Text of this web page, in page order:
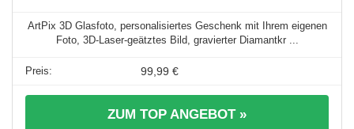
ArtPix 3D Glasfoto, personalisiertes Geschenk mit Ihrem eigenen
Foto, 3D-Laser-geätztes Bild, gravierter Diamantkr ...
99,99 €
ZUM TOP ANGEBOT »